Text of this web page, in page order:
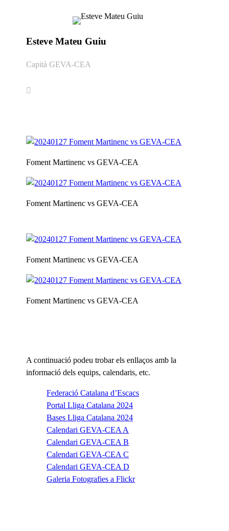
Esteve Mateu Guiu
Capità GEVA-CEA
Foment Martinenc vs GEVA-CEA
Foment Martinenc vs GEVA-CEA
Foment Martinenc vs GEVA-CEA
Foment Martinenc vs GEVA-CEA
A continuació podeu trobar els enllaços amb la
informació dels equips, calendaris, etc.
Federació Catalana d’Escacs
Portal Lliga Catalana 2024
Bases Lliga Catalana 2024
Calendari GEVA-CEA A
Calendari GEVA-CEA B
Calendari GEVA-CEA C
Calendari GEVA-CEA D
Galeria Fotografies a Flickr